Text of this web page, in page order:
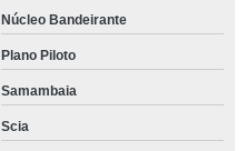
Núcleo Bandeirante
Plano Piloto
Samambaia
Scia